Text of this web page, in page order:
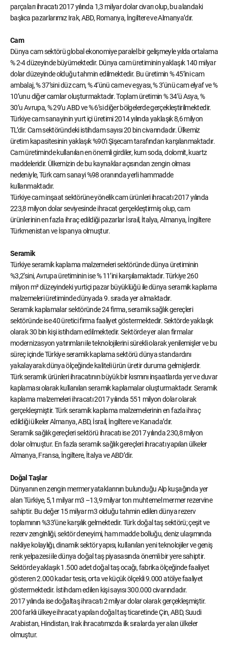
parçaları ihracatı 2017 yılında 1,3 milyar dolar civarı olup, bu alandaki
başlıca pazarlarımız Irak, ABD, Romanya, İngiltere ve Almanya’dır.
Cam
Dünya cam sektörü global ekonomiye paralel bir gelişmeyle yılda ortalama
% 2-4 düzeyinde büyümektedir. Dünya cam üretiminin yaklaşık 140 milyar
dolar düzeyinde olduğu tahmin edilmektedir. Bu üretimin % 45’ini cam
ambalaj, % 37’sini düz cam, % 4’ünü cam ev eşyası, % 3’ünü cam elyaf ve %
10’unu diğer camlar oluşturmaktadır. Toplam üretimin % 34’ü Asya, %
30’u Avrupa, % 29’u ABD ve % 6’si diğer bölgelerde gerçekleştirilmektedir.
Türkiye cam sanayinin yurt içi üretimi 2014 yılında yaklaşık 8,6 milyon
TL’dir. Cam sektöründeki istihdam sayısı 20 bin civarındadır. Ülkemiz
üretim kapasitesinin yaklaşık %90’ı Şişecam tarafından karşılanmaktadır.
Cam üretiminde kullanılan en önemli girdiler, kum soda, dolomit, kuartz
maddeleridir. Ülkemizin de bu kaynaklar açısından zengin olması
nedeniyle, Türk cam sanayi %98 oranında yerli hammadde
kullanmaktadır.
Türkiye cam inşaat sektörüne yönelik cam ürünleri ihracatı 2017 yılında
223,8 milyon dolar seviyesinde ihracat gerçekleştirmiş olup, cam
ürünlerinin en fazla ihraç edildiği pazarlar İsrail, İtalya, Almanya, İngiltere
Türkmenistan ve İspanya olmuştur.
Seramik
Türkiye seramik kaplama malzemeleri sektöründe dünya üretiminin
%3,2’sini, Avrupa üretiminin ise % 11’ini karşılamaktadır. Türkiye 260
milyon m² düzeyindeki yurtiçi pazar büyüklüğü ile dünya seramik kaplama
malzemeleri üretiminde dünyada 9. sırada yer almaktadır.
Seramik kaplamalar sektöründe 24 firma, seramik sağlık gereçleri
sektöründe ise 40 üretici firma faaliyet göstermektedir. Sektörde yaklaşık
olarak 30 bin kişi istihdam edilmektedir. Sektörde yer alan firmalar
modernizasyon yatırımları ile teknolojilerini sürekli olarak yenilemişler ve bu
süreç içinde Türkiye seramik kaplama sektörü dünya standardını
yakalayarak dünya ölçeğinde kaliteli ürün üretir duruma gelmişlerdir.
Türk seramik ürünleri ihracatının büyük bir kısmını inşaatlarda yer ve duvar
kaplaması olarak kullanılan seramik kaplamalar oluşturmaktadır. Seramik
kaplama malzemeleri ihracatı 2017 yılında 551 milyon dolar olarak
gerçekleşmiştir. Türk seramik kaplama malzemelerinin en fazla ihraç
edildiği ülkeler Almanya, ABD, İsrail, İngiltere ve Kanada’dır.
Seramik sağlık gereçleri sektörü ihracatı ise 2017 yılında 230,8 milyon
dolar olmuştur. En fazla seramik sağlık gereçleri ihracatı yapılan ülkeler
Almanya, Fransa, İngiltere, İtalya ve ABD’dir.
Doğal Taşlar
Dünyanın en zengin mermer yataklarının bulunduğu Alp kuşağında yer
alan Türkiye, 5,1 milyar m3 –13,9 milyar ton muhtemel mermer rezervine
sahiptir. Bu değer 15 milyar m3 olduğu tahmin edilen dünya rezerv
toplamının %33’üne karşılık gelmektedir. Türk doğal taş sektörü; çeşit ve
rezerv zenginliği, sektör deneyimi, ham madde bolluğu, deniz ulaşımında
nakliye kolaylığı, dinamik sektör yapısı, kullanılan yeni teknolojiler ve geniş
renk yelpazesi ile dünya doğal taş piyasasında önemli bir yere sahiptir.
Sektörde yaklaşık 1.500 adet doğal taş ocağı, fabrika ölçeğinde faaliyet
gösteren 2.000 kadar tesis, orta ve küçük ölçekli 9.000 atölye faaliyet
göstermektedir. İstihdam edilen kişi sayısı 300.000 civarındadır.
2017 yılında ise doğaltaş ihracatı 2 milyar dolar olarak gerçekleşmiştir.
200 farklı ülkeye ihracat yapılan doğal taş ticaretinde Çin, ABD, Suudi
Arabistan, Hindistan, Irak ihracatımızda ilk sıralarda yer alan ülkeler
olmuştur.